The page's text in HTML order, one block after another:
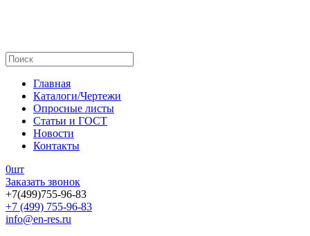
Главная
Каталоги/Чертежи
Опросные листы
Статьи и ГОСТ
Новости
Контакты
0шт
Заказать звонок
+7(499)755-96-83
+7 (499) 755-96-83
info@en-res.ru